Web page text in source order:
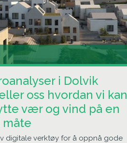
i Dolvik
oss hvordan vi kan
vær og vind på en
måte
digitale verktøy for å oppnå gode